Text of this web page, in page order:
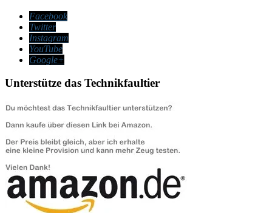
Facebook
Twitter
Instagram
YouTube
Google+
Unterstütze das Technikfaultier